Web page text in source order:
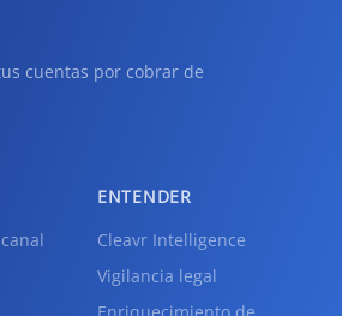
cuentas por cobrar de
ENTENDER
Cleavr Intelligence
Vigilancia legal